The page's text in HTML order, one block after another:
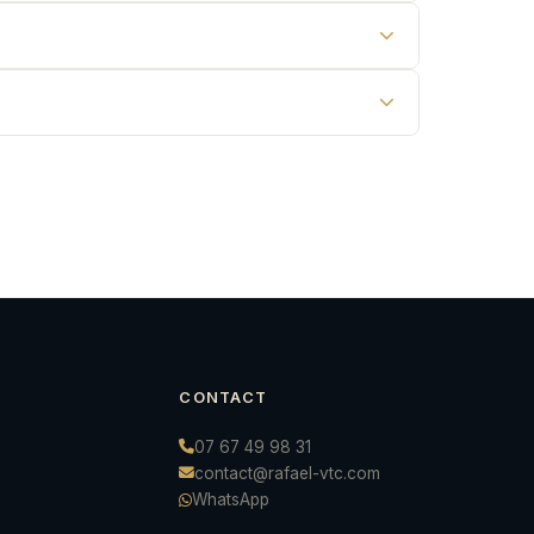
CONTACT
07 67 49 98 31
contact@rafael-vtc.com
WhatsApp